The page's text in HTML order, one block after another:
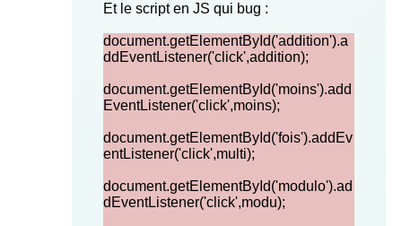
Et le script en JS qui bug :
‎document.getElementById('addition').a
ddEventListener('click',addition);
document.getElementById('moins').add
EventListener('click',moins);
document.getElementById('fois').addEv
entListener('click',multi);
document.getElementById('modulo').ad
dEventListener('click',modu);